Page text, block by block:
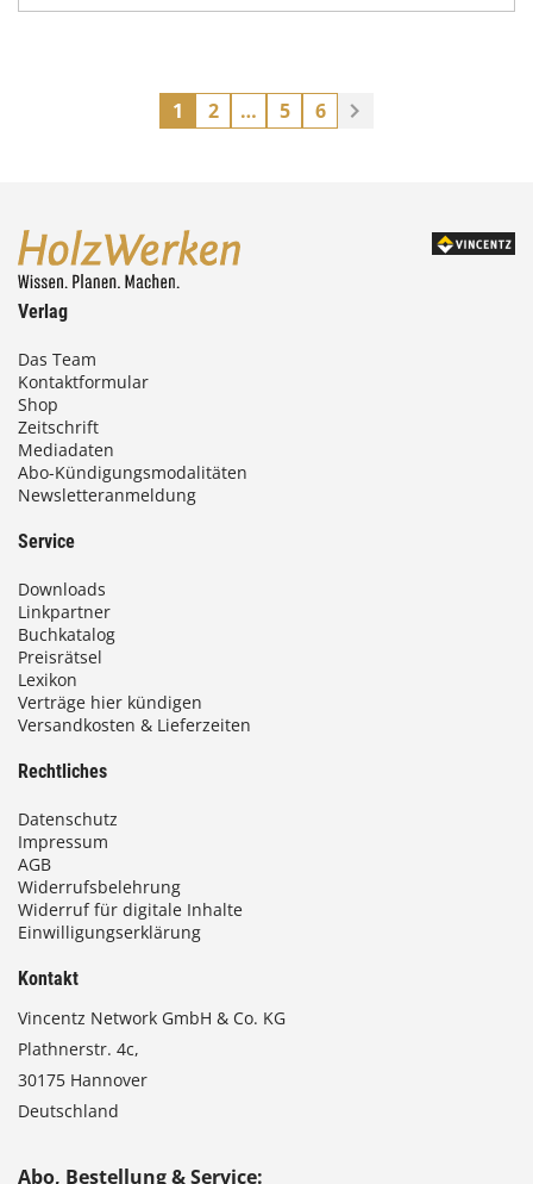
1 2 … 5 6
Verlag
Das Team
Kontaktformular
Shop
Zeitschrift
Mediadaten
Abo-Kündigungsmodalitäten
Newsletteranmeldung
Service
Downloads
Linkpartner
Buchkatalog
Preisrätsel
Lexikon
Verträge hier kündigen
Versandkosten & Lieferzeiten
Rechtliches
Datenschutz
Impressum
AGB
Widerrufsbelehrung
Widerruf für digitale Inhalte
Einwilligungserklärung
Kontakt
Vincentz Network GmbH & Co. KG
Plathnerstr. 4c,
30175 Hannover
Deutschland
Abo, Bestellung & Service: